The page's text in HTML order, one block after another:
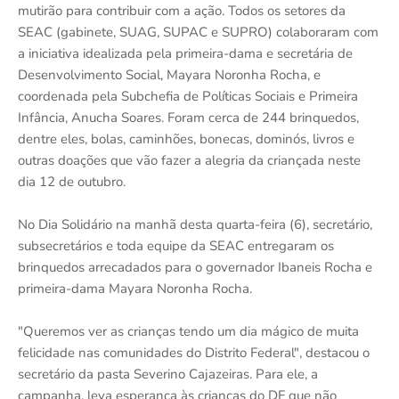
mutirão para contribuir com a ação. Todos os setores da
SEAC (gabinete, SUAG, SUPAC e SUPRO) colaboraram com
a iniciativa idealizada pela primeira-dama e secretária de
Desenvolvimento Social, Mayara Noronha Rocha, e
coordenada pela Subchefia de Políticas Sociais e Primeira
Infância, Anucha Soares. Foram cerca de 244 brinquedos,
dentre eles, bolas, caminhões, bonecas, dominós, livros e
outras doações que vão fazer a alegria da criançada neste
dia 12 de outubro.
No Dia Solidário na manhã desta quarta-feira (6), secretário,
subsecretários e toda equipe da SEAC entregaram os
brinquedos arrecadados para o governador Ibaneis Rocha e
primeira-dama Mayara Noronha Rocha.
"Queremos ver as crianças tendo um dia mágico de muita
felicidade nas comunidades do Distrito Federal", destacou o
secretário da pasta Severino Cajazeiras. Para ele, a